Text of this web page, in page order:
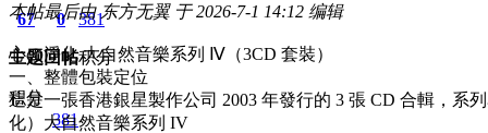
67
主题
0
回帖
381
积分
积分
381
本帖最后由 东方无翼 于 2026-7-1 14:12 编辑
心の淨化 大自然音樂系列 Ⅳ（3CD 套裝）
一、整體包裝定位
這是一張香港銀星製作公司 2003 年發行的 3 張 CD 合輯，系
化）大自然音樂系列 IV